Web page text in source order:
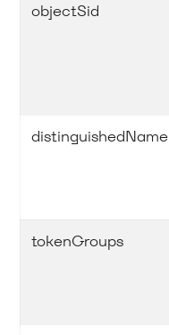
objectSid
distinguishedName
tokenGroups